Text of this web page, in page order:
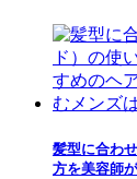
髪型に合わ
方を美容師